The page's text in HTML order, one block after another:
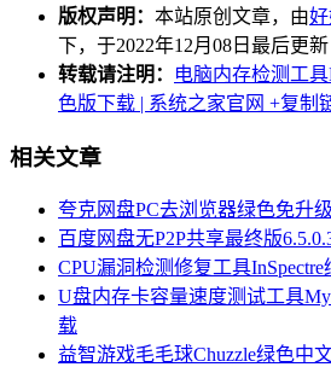
版权声明： 本站原创文章，由
下，于2022年12月08日最后更新
转载请注明：
电脑内存检测工具
色版下载 | 系统之家官网 +复制
相关文章
夸克网盘PC去浏览器绿色免升
百度网盘无P2P共享最终版
CPU漏洞检测修复工具
U盘内存卡容量速度测试工具
载
益智游戏毛毛球Chuzzle绿色中